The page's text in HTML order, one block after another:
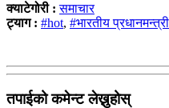
क्याटेगोरी :समाचार
ट्याग : #hot, #भारतीय
तपाईको कमेन्ट लेख्नुहोस्